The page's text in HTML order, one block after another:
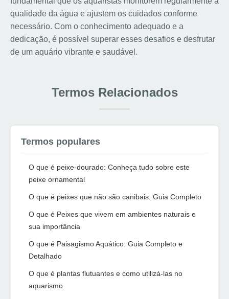
qualidade da água e ajustem os cuidados conforme
necessário. Com o conhecimento adequado e a
dedicação, é possível superar esses desafios e desfrutar
de um aquário vibrante e saudável.
Termos Relacionados
Termos populares
O que é peixe-dourado: Conheça tudo sobre este
peixe ornamental
O que é peixes que não são canibais: Guia Completo
O que é Peixes que vivem em ambientes naturais e
sua importância
O que é Paisagismo Aquático: Guia Completo e
Detalhado
O que é plantas flutuantes e como utilizá-las no
aquarismo